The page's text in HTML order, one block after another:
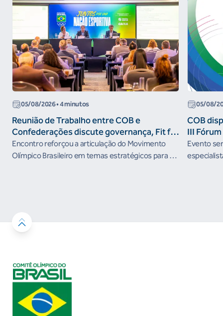
05/08/2026• 4 minutos
Reunião de Trabalho entre COB e
Confederações discute governança, Fit for
the Future e presença do Brasil em
organismos internacionais
Encontro reforçou a articulação do Movimento
Olímpico Brasileiro em temas estratégicos para os
05/08/
COB
III
Evento